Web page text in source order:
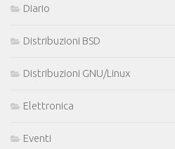
Diario
Distribuzioni BSD
Distribuzioni GNU/Linux
Elettronica
Eventi